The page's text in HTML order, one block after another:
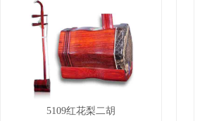
5109红花梨二胡